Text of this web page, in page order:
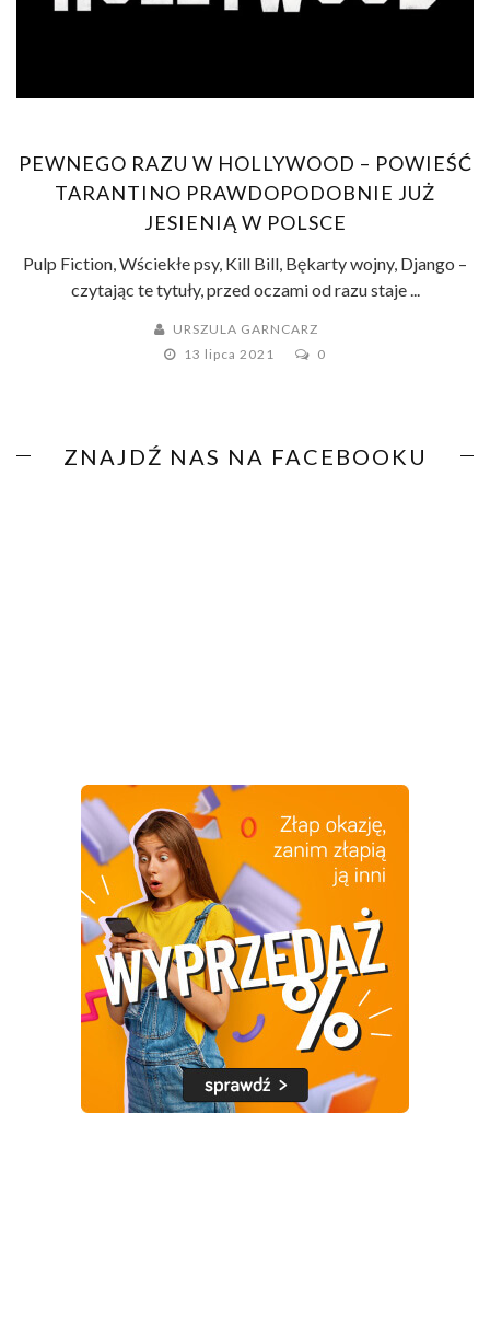
PEWNEGO RAZU W HOLLYWOOD – POWIEŚĆ
TARANTINO PRAWDOPODOBNIE JUŻ
JESIENIĄ W POLSCE
Pulp Fiction, Wściekłe psy, Kill Bill, Bękarty wojny, Django –
czytając te tytuły, przed oczami od razu staje ...
URSZULA GARNCARZ
13 lipca 2021
0
ZNAJDŹ NAS NA FACEBOOKU